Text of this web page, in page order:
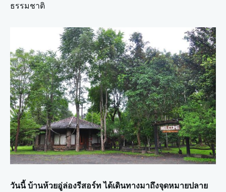
ธรรมชาติ
วันนี้ บ้านห้วยอู่ล่องรีสอร์ท ได้เดินทางมาถึงจุดหมายปลาย